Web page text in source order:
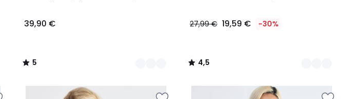
39,90 €
5
/
27,99 € 19,59 € -30%
4,5
/